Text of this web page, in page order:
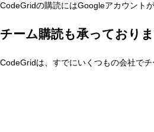
CodeGridの購読にはGoogleアカウント
チーム購読も承っており
CodeGridは、すでにいくつもの会社で